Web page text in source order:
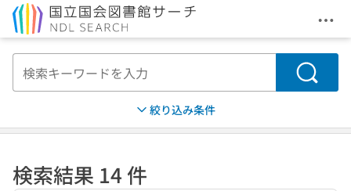
メ
検索
絞り込み条件
検索結果 14 件